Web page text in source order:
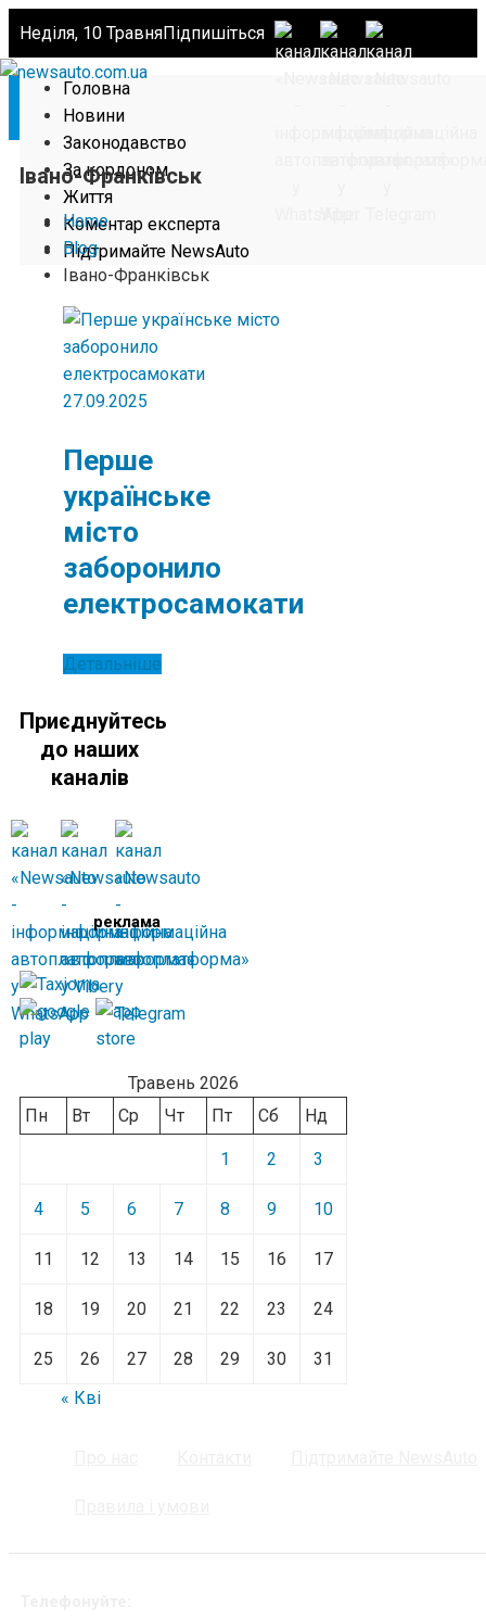
Неділя, 10 ТравняПідпишіться
Головна
Новини
Законодавство
За кордоном
Життя
Коментар експерта
Підтримайте NewsAuto
Івано-Франківськ
Home
Blog
Івано-Франківськ
27.09.2025
Перше
українське
місто
заборонило
електросамокати
Детальніше
Приєднуйтесь
до наших
каналів
реклама
Травень 2026
Пн
Вт Ср Чт Пт Сб Нд
1 2 3
4 5 6 7 8 9 10
11 12 13 14 15 16 17
18 19 20 21 22 23 24
25 26 27 28 29 30
31
« Кві